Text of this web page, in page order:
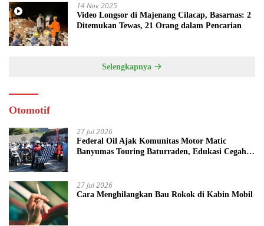
14 Nov 2025
Video Longsor di Majenang Cilacap, Basarnas: 2
Ditemukan Tewas, 21 Orang dalam Pencarian
Selengkapnya
Otomotif
27 Jul 2026
Federal Oil Ajak Komunitas Motor Matic
Banyumas Touring Baturraden, Edukasi Cegah
27 Jul 2026
Cara Menghilangkan Bau Rokok di Kabin Mobil